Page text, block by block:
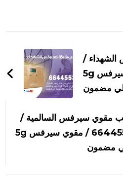
/
66445532 / مقوي سيرفس 5g
مضمون
مقوي سيرفس السالمية /
66445532 / مقوي سيرفس 5g
مضمون